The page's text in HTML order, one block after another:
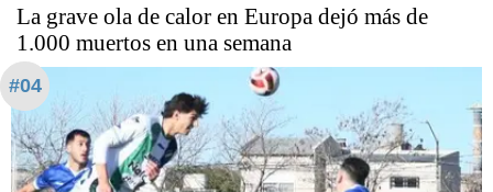
La grave ola de calor en Europa dejó más de
1.000 muertos en una semana
#04